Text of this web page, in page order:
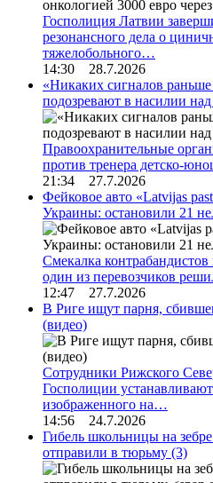
Госполиция Латвии
резонансного дела о
тяжелобольного…
14:30 28.7.2026
«Никаких сигналов
подозревают в насилии
Правоохранительные
против тренера детско-
21:34 27.7.2026
Фейковое авто «Latvijas
Украины: остановили 21
Смекалка
один из перевозчиков
12:47 27.7.2026
В Риге ищут парня,
(видео)
Сотрудники Рижского
Госполиции
изображенного на…
14:56 24.7.2026
Гибель школьницы на
отправили в тюрьму (3)